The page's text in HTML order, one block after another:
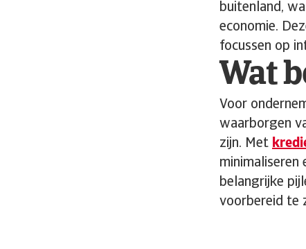
buitenland,
economie.
focussen op
Wat
Voor
waarborgen
zijn. Met
minimaliseren
belangrijke
voorbereid te